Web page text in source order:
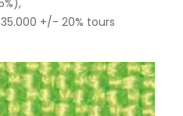
+/- 20% tours